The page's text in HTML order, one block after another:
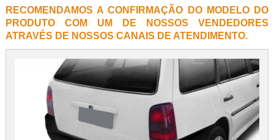
RECOMENDAMOS A CONFIRMAÇÃO DO MODELO DO
PRODUTO COM UM DE NOSSOS VENDEDORES
ATRAVÉS DE NOSSOS CANAIS DE ATENDIMENTO.